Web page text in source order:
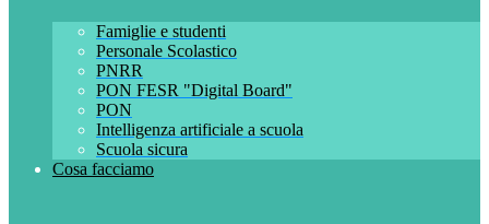
Famiglie e studenti
Personale Scolastico
PNRR
PON FESR "Digital Board"
PON
Intelligenza artificiale a scuola
Scuola sicura
Cosa facciamo